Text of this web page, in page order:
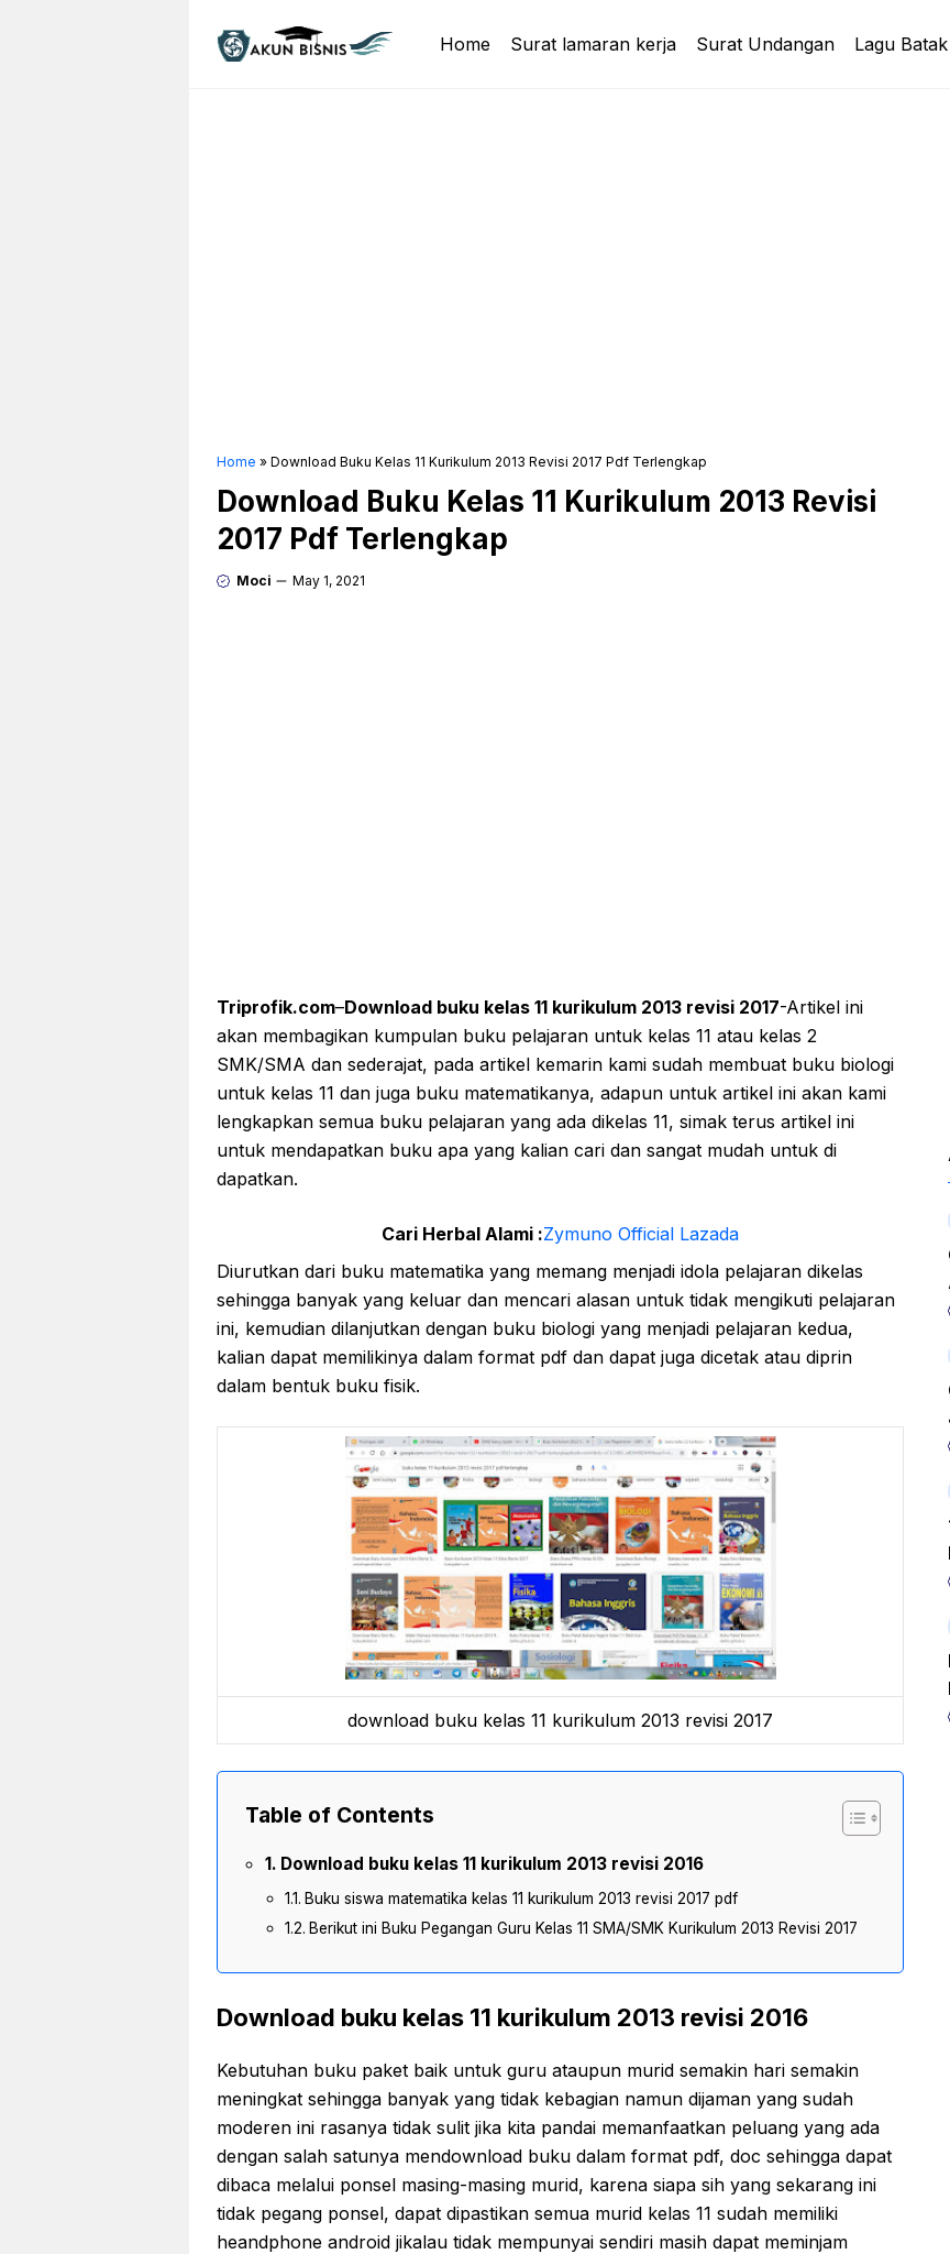
Home Surat lamaran kerja Surat Undangan Lagu
Home » Download Buku Kelas 11 Kurikulum 2013 Revisi 2017 Pdf Terlengkap
Download Buku Kelas 11 Kurikulum 2013 Revisi
2017 Pdf Terlengkap
Moci May 1, 2021
Triprofik.com–Download buku kelas 11 kurikulum 2013 revisi 2017-Artikel ini
akan membagikan kumpulan buku pelajaran untuk kelas 11 atau kelas 2
SMK/SMA dan sederajat, pada artikel kemarin kami sudah membuat buku biologi
untuk kelas 11 dan juga buku matematikanya, adapun untuk artikel ini akan kami
lengkapkan semua buku pelajaran yang ada dikelas 11, simak terus artikel ini
untuk mendapatkan buku apa yang kalian cari dan sangat mudah untuk di
dapatkan.
Cari Herbal Alami :Zymuno Official Lazada
Diurutkan dari buku matematika yang memang menjadi idola pelajaran dikelas
sehingga banyak yang keluar dan mencari alasan untuk tidak mengikuti pelajaran
ini, kemudian dilanjutkan dengan buku biologi yang menjadi pelajaran kedua,
kalian dapat memilikinya dalam format pdf dan dapat juga dicetak atau diprin
dalam bentuk buku fisik.
download buku kelas 11 kurikulum 2013 revisi 2017
Table of Contents
Download buku kelas 11 kurikulum 2013 revisi 2016
Buku siswa matematika kelas 11 kurikulum 2013 revisi 2017 pdf
Berikut ini Buku Pegangan Guru Kelas 11 SMA/SMK Kurikulum 2013 Revisi 2017
Download buku kelas 11 kurikulum 2013 revisi 2016
Kebutuhan buku paket baik untuk guru ataupun murid semakin hari semakin
meningkat sehingga banyak yang tidak kebagian namun dijaman yang sudah
moderen ini rasanya tidak sulit jika kita pandai memanfaatkan peluang yang ada
dengan salah satunya mendownload buku dalam format pdf, doc sehingga dapat
dibaca melalui ponsel masing-masing murid, karena siapa sih yang sekarang ini
tidak pegang ponsel, dapat dipastikan semua murid kelas 11 sudah memiliki
heandphone android jikalau tidak mempunyai sendiri masih dapat meminjam